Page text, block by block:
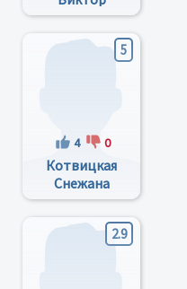
Васильевич
5
4 0
Котвицкая
Снежана
Петровна
2.9